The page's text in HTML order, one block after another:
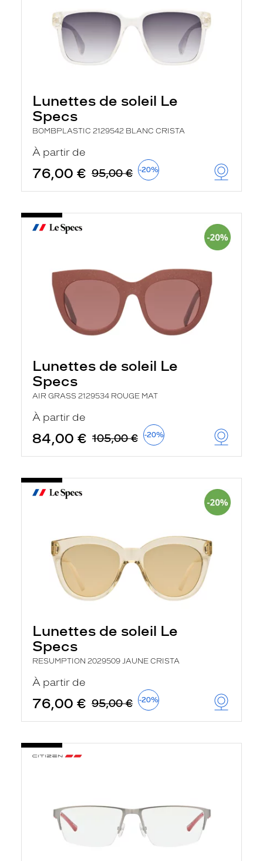
Lunettes de soleil Le
Specs
BOMBPLASTIC 2129542 BLANC CRISTA
À partir de
76,00 € 95,00 € -20%
Lunettes de soleil Le
Specs
AIR GRASS 2129534 ROUGE MAT
À partir de
84,00 € 105,00 € -20%
Lunettes de soleil Le
Specs
RESUMPTION 2029509 JAUNE CRISTA
À partir de
76,00 € 95,00 € -20%